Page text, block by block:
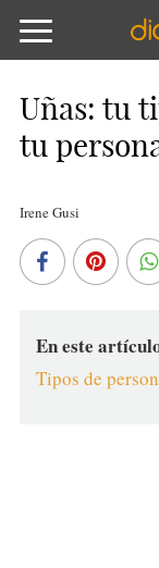
Uñas: tu
tu
Irene Gusi
En este
Tipos de